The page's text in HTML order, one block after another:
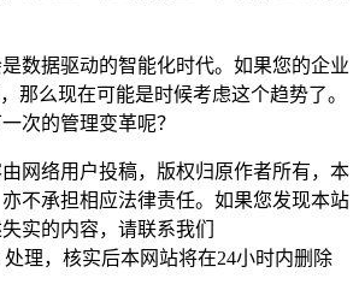
数据驱动的智能化时代。如果您的企业
那么现在可能是时候考虑这个趋势了。
次的管理变革呢？
网络用户投稿，版权归原作者所有，本
不承担相应法律责任。如果您发现本站
实的内容，请联系我们
处理，核实后本网站将在24小时内删除